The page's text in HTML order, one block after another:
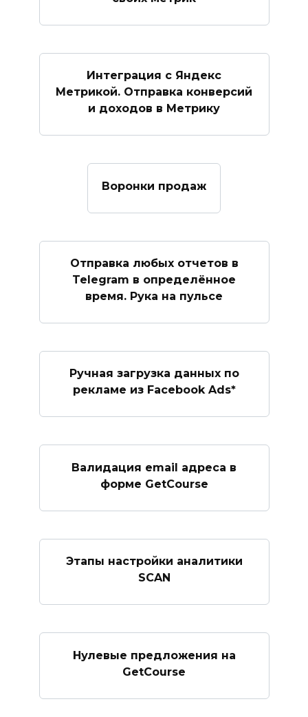
Интеграция с Яндекс
Метрикой. Отправка конверсий
и доходов в Метрику
Воронки продаж
Отправка любых отчетов в
Telegram в определённое
время. Рука на пульсе
Ручная загрузка данных по
рекламе из Facebook Ads*
Валидация email адреса в
форме GetCourse
Этапы настройки аналитики
SCAN
Нулевые предложения на
GetCourse